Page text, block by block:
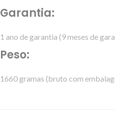
Garantia:
1 ano de garantia (9 meses de
Peso:
1660 gramas (bruto com